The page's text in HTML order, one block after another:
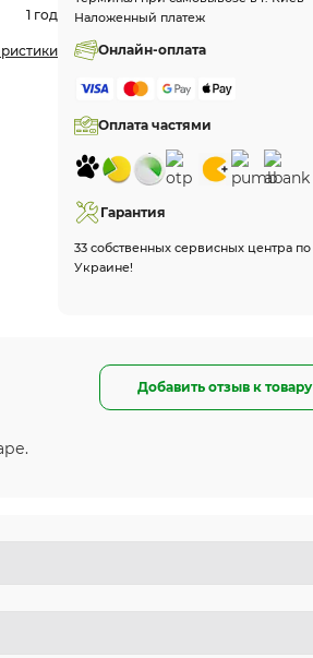
1 год
Наложенный платеж
Онлайн-оплата
Оплата частями
Гарантия
33 собственных сервисных центра по
Украине!
Добавить отзыв к товару